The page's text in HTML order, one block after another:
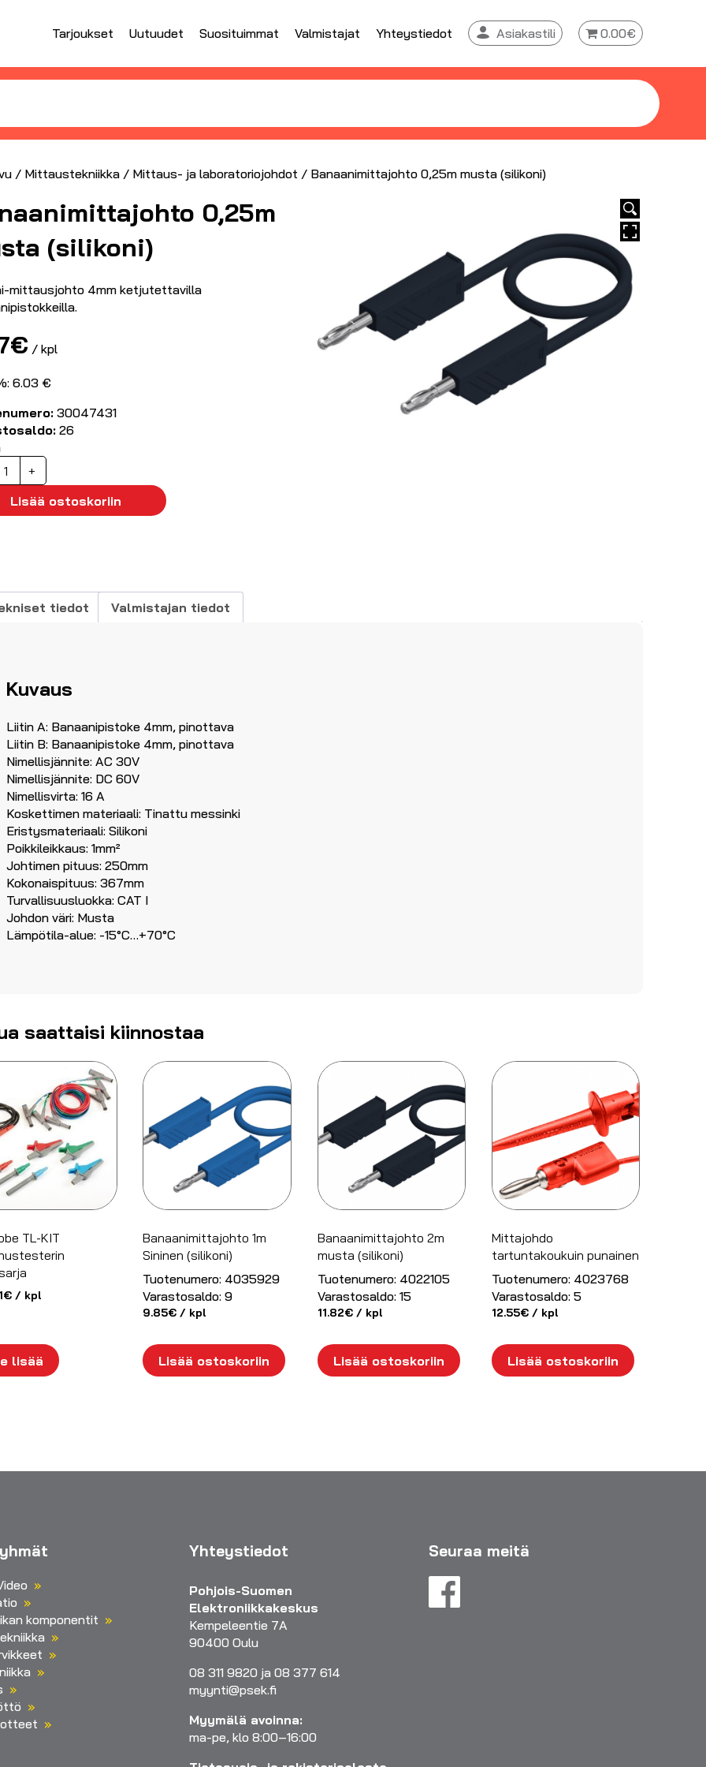
Tarjoukset Uutuudet Suosituimmat Valmistajat Yhteystiedot Asiakastili 0.00€
/ Mittaustekniikka / Mittaus- ja laboratoriojohdot / Banaanimittajohto 0,25m musta (silikoni)
0,25m
(silikoni)
mittausjohto 4mm ketjutettavilla
€ / kpl
6.03 €
30047431
26
+
Lisää ostoskoriin
tiedot Valmistajan tiedot
Kuvaus
Liitin A: Banaanipistoke 4mm, pinottava
Liitin B: Banaanipistoke 4mm, pinottava
Nimellisjännite: AC 30V
Nimellisjännite: DC 60V
Nimellisvirta: 16 A
Koskettimen materiaali: Tinattu messinki
Eristysmateriaali: Silikoni
Poikkileikkaus: 1mm²
Johtimen pituus: 250mm
Kokonaispituus: 367mm
Turvallisuusluokka: CAT I
Johdon väri: Musta
Lämpötila-alue: -15°C…+70°C
saattaisi kiinnostaa
TL-KIT
€ / kpl
lisää
Banaanimittajohto 1m
Sininen (silikoni)
Tuotenumero: 4035929
Varastosaldo: 9
9.85€ / kpl
Lisää ostoskoriin
Banaanimittajohto 2m
musta (silikoni)
Tuotenumero: 4022105
Varastosaldo: 15
11.82€/ kpl
Lisää ostoskoriin
Mittajohdo
tartuntakoukuin punainen
Tuotenumero: 4023768
Varastosaldo: 5
12.55€/ kpl
Lisää ostoskoriin
komponentit
Yhteystiedot
Pohjois-Suomen
Elektroniikkakeskus
Kempeleentie 7A
90400 Oulu
08 311 9820 ja 08 377 614
myynti@psek.fi
Myymälä avoinna:
ma-pe, klo 8:00–16:00
Seuraa meitä